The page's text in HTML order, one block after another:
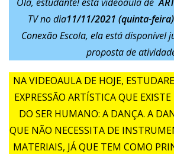
TV no dia11/11/2021 (quinta-feira)
Conexão Escola, ela está disponível
proposta de
NA VIDEOAULA DE HOJE,
EXPRESSÃO ARTÍSTICA QUE
DO SER HUMANO: A DANÇA. A
QUE NÃO NECESSITA DE
MATERIAIS, JÁ QUE TEM COMO